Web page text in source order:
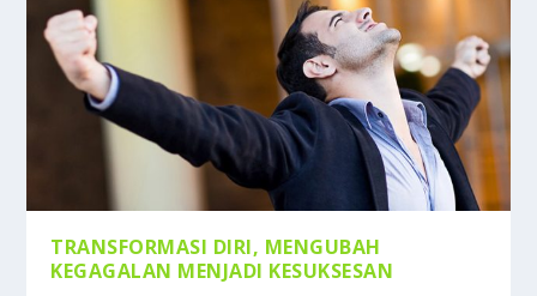
TRANSFORMASI DIRI, MENGUBAH
KEGAGALAN MENJADI KESUKSESAN